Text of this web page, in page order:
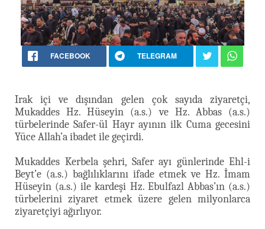
FACEBOOK TELEGRAM
Irak içi ve dışından gelen çok sayıda ziyaretçi,
Mukaddes Hz. Hüseyin (a.s.) ve Hz. Abbas (a.s.)
türbelerinde Safer-ül Hayr ayının ilk Cuma gecesini
Yüce Allah’a ibadet ile geçirdi.
Mukaddes Kerbela şehri, Safer ayı günlerinde Ehl-i
Beyt’e (a.s.) bağlılıklarını ifade etmek ve Hz. İmam
Hüseyin (a.s.) ile kardeşi Hz. Ebulfazl Abbas’ın (a.s.)
türbelerini ziyaret etmek üzere gelen milyonlarca
ziyaretçiyi ağırlıyor.